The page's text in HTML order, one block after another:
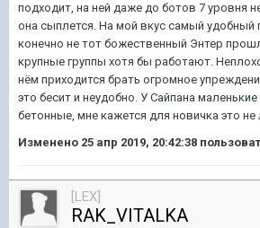
подходит, на ней даже до ботов 7 уровня
она сыплется. На мой вкус самый удобный
конечно не тот божественный Энтер
крупные группы хотя бы работают.
нём приходится брать огромное
это бесит и неудобно. У Сайпана маленькие
бетонные, мне кажется для новичка это
Изменено 25 апр 2019, 20:42:38
[LEX]
RAK_VITALKA